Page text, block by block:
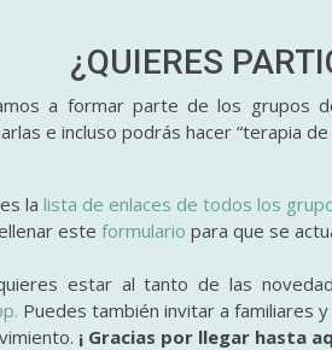
¿QUIERES
a formar parte de los grupos
e incluso podrás hacer “terapia de
lalista de enlaces de todos los
este formulario para que se
estar al tanto de las
Puedes también invitar a familiares
¡ Gracias por llegar hasta